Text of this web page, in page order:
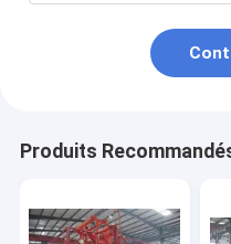
Produits